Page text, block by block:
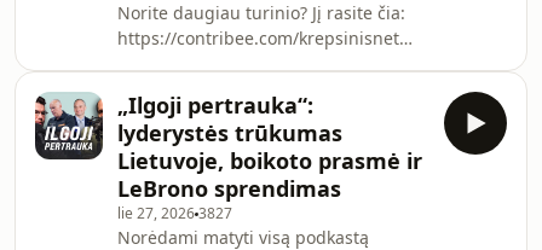
Norite daugiau turinio? Jį rasite čia:
https://contribee.com/krepsinisnet
darbai 31:54 – „Nevėžio“ didelis
praradimas 41:15 – gandai apie
„Neptūną“ 47:07 – „Ryto“ paieškos
57:12 – kas žais rinktinėje
„Ilgoji pertrauka“:
lyderystės trūkumas
Lietuvoje, boikoto prasmė ir
LeBrono sprendimas
lie 27, 20263827
Norėdami matyti visą podkastą